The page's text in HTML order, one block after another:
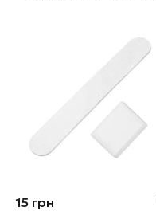
15 грн